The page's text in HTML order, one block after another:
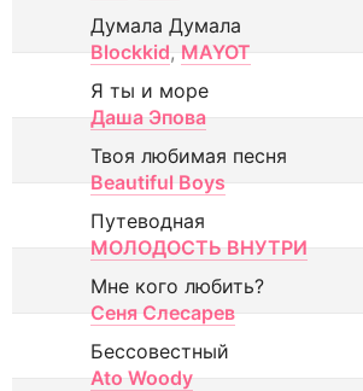
Думала Думала
Blockkid, MAYOT
Я ты и море
Даша Эпова
Твоя любимая песня
Beautiful Boys
Путеводная
МОЛОДОСТЬ ВНУТРИ
Мне кого любить?
Сеня Слесарев
Бессовестный
Ato Woody